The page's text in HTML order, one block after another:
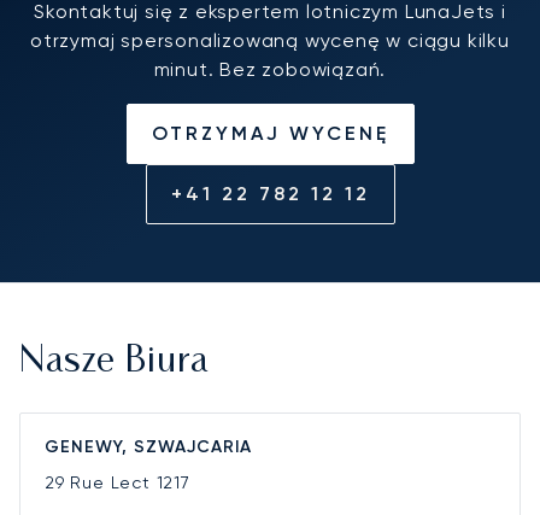
Skontaktuj się z ekspertem lotniczym LunaJets i
otrzymaj spersonalizowaną wycenę w ciągu kilku
minut. Bez zobowiązań.
OTRZYMAJ WYCENĘ
+41 22 782 12 12
Nasze Biura
GENEWY, SZWAJCARIA
29 Rue Lect 1217